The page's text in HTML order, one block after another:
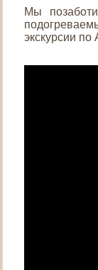
Мы
экскурсии по